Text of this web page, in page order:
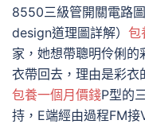
8550三級管開關電路
design道理圖詳解） 包
家，她想帶聰明伶俐
衣帶回去，理由是彩衣
包養一個月價錢P型的
持，E端經由過程FM